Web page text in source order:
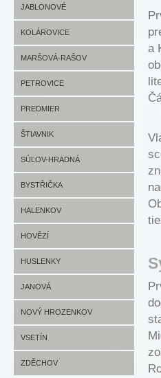
HLBOKÉ FOTO
HVOZDNICA INFO
HVOZDNICA FOTO
JABLONOVÉ
JABLONOVÉ INFO
JABLONOVÉ FOTO
KOLÁROVICE
KOLÁROVICE INFO
KOLÁROVICE FOTO
MARŠOVÁ-RAŠOV
MARŠOVÁ-RAŠOV INFO
MARŠOVÁ-RAŠOV FOTO
PETROVICE
PETROVICE INFO
PETROVICE FOTO
PREDMIER
PREDMIER INFO
PREDMIER FOTO
ŠTIAVNIK
ŠTIAVNIK INFO
ŠTIAVNIK FOTO
SÚĽOV-HRADNÁ
SÚĽOV-HRADNÁ INFO
SÚĽOV-HRADNÁ FOTO
BYSTŘIČKA
BYSTŘIČKA INFO
BYSTŘIČKA FOTO
HALENKOV
HALENKOV INFO
HALENKOV FOTO
HOVĚZÍ
HOVĚZÍ INFO
HOVĚZÍ FOTO
HUSLENKY
HUSLENKY INFO
HUSLENKY FOTO
JANOVÁ
JANOVÁ INFO
JANOVÁ FOTO
NOVÝ HROZENKOV
NOVÝ HROZENKOV INFO
NOVÝ HROZENKOV FOTO
VSETÍN
VSETÍN INFO
ZDĚCHOV
a